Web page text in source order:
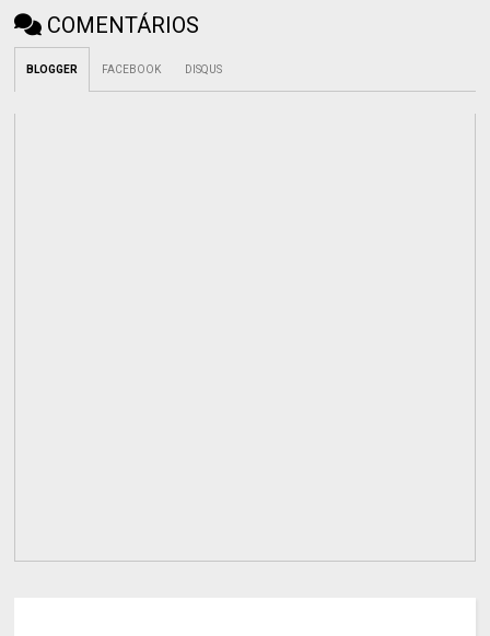
COMENTÁRIOS
BLOGGER FACEBOOK DISQUS